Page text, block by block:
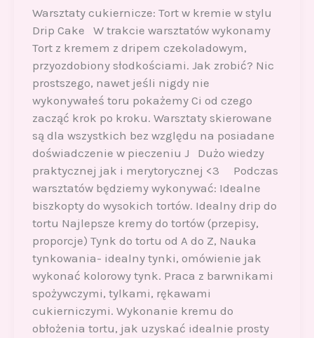
Warsztaty cukiernicze: Tort w kremie w stylu
Drip Cake W trakcie warsztatów wykonamy
Tort z kremem z dripem czekoladowym,
przyozdobiony słodkościami. Jak zrobić? Nic
prostszego, nawet jeśli nigdy nie
wykonywałeś toru pokażemy Ci od czego
zacząć krok po kroku. Warsztaty skierowane
są dla wszystkich bez względu na posiadane
doświadczenie w pieczeniu J Dużo wiedzy
praktycznej jak i merytorycznej <3 Podczas
warsztatów będziemy wykonywać: Idealne
biszkopty do wysokich tortów. Idealny drip do
tortu Najlepsze kremy do tortów (przepisy,
proporcje) Tynk do tortu od A do Z, Nauka
tynkowania- idealny tynki, omówienie jak
wykonać kolorowy tynk. Praca z barwnikami
spożywczymi, tylkami, rękawami
cukierniczymi. Wykonanie kremu do
obłożenia tortu, jak uzyskać idealnie prosty